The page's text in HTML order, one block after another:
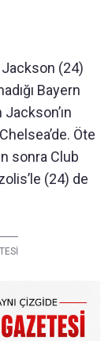
Jackson (24)
Bayern
Öte
sonra Club
(24) de